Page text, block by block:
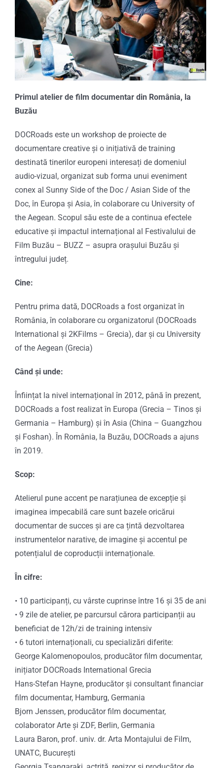
Primul atelier de film documentar din România, la
Buzău
DOCRoads este un workshop de proiecte de
documentare creative și o inițiativă de training
destinată tinerilor europeni interesați de domeniul
audio-vizual, organizat sub forma unui eveniment
conex al Sunny Side of the Doc / Asian Side of the
Doc, în Europa și Asia, în colaborare cu University of
the Aegean. Scopul său este de a continua efectele
educative și impactul internațional al Festivalului de
Film Buzău – BUZZ – asupra orașului Buzău și
întregului județ.
Cine:
Pentru prima dată, DOCRoads a fost organizat în
România, în colaborare cu organizatorul (DOCRoads
International și 2KFilms – Grecia), dar și cu University
of the Aegean (Grecia)
Când și unde:
Înființat la nivel internațional în 2012, până în prezent,
DOCRoads a fost realizat în Europa (Grecia – Tinos și
Germania – Hamburg) și în Asia (China – Guangzhou
și Foshan). În România, la Buzău, DOCRoads a ajuns
în 2019.
Scop:
Atelierul pune accent pe narațiunea de excepție și
imaginea impecabilă care sunt bazele oricărui
documentar de succes și are ca țintă dezvoltarea
instrumentelor narative, de imagine și accentul pe
potențialul de coproducții internaționale.
În cifre:
• 10 participanți, cu vârste cuprinse între 16 și 35 de ani
•9 zile de atelier, pe parcursul cărora participanții au
beneficiat de 12h/zi de training intensiv
•6 tutori internaționali, cu specializări diferite:
George Kalomenopoulos, producător film documentar,
inițiator DOCRoads International Grecia
Hans-Stefan Hayne, producător și consultant financiar
film documentar, Hamburg, Germania
Bjorn Jenssen, producător film documentar,
colaborator Arte și ZDF, Berlin, Germania
Laura Baron, prof. univ. dr. Arta Montajului de Film,
UNATC, București